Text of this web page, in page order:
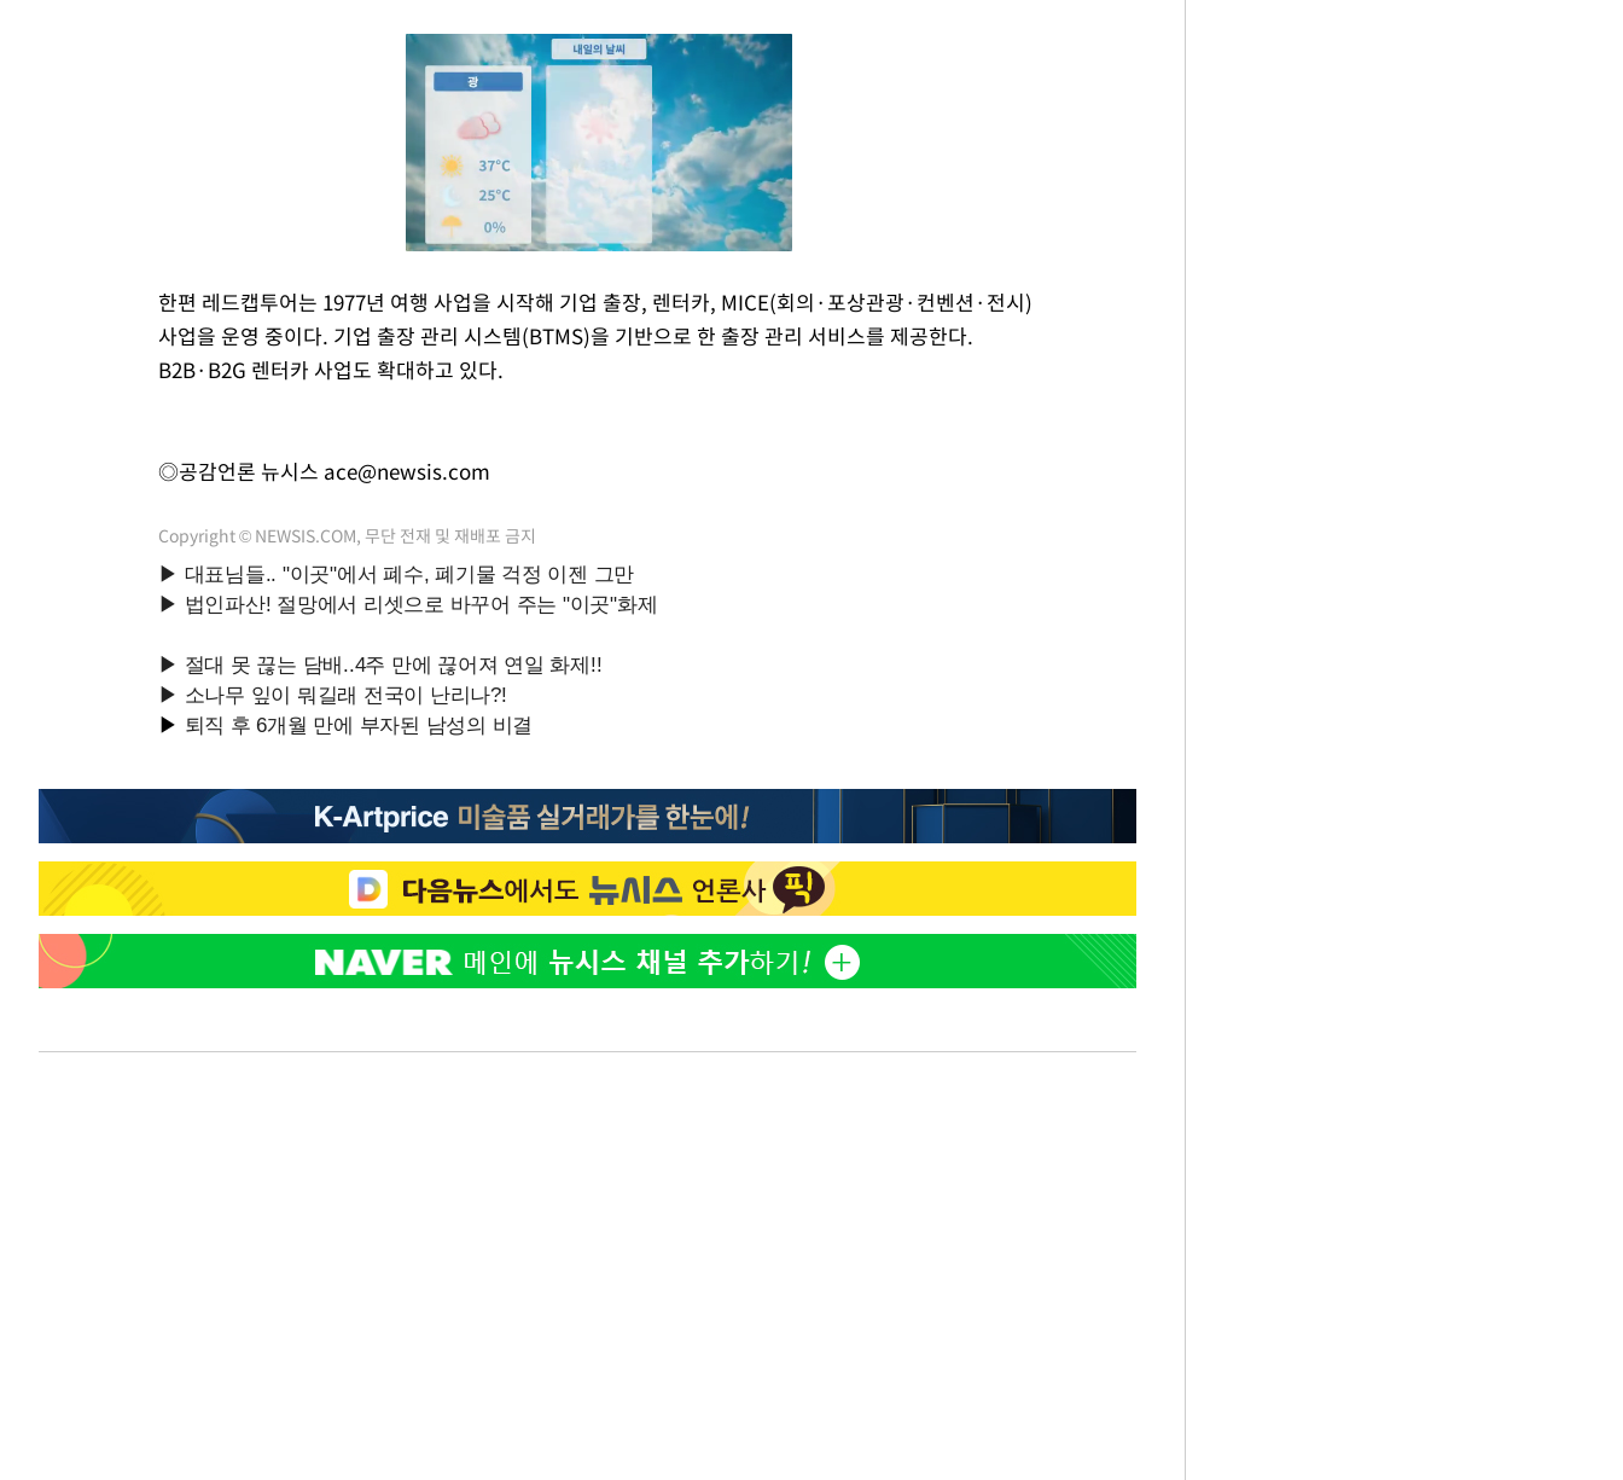
Mute
한편 레드캡투어는 1977년 여행 사업을 시작해 기업 출장, 렌터카, MICE(회의·포상관광·컨벤션·전시)
사업을 운영 중이다. 기업 출장 관리 시스템(BTMS)을 기반으로 한 출장 관리 서비스를 제공한다.
B2B·B2G 렌터카 사업도 확대하고 있다.
◎공감언론 뉴시스 ace@newsis.com
Copyright © NEWSIS.COM, 무단 전재 및 재배포 금지